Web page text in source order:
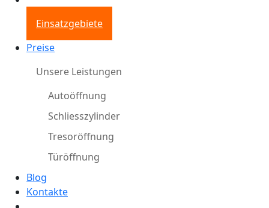
Einsatzgebiete
Preise
Unsere Leistungen
Autoöffnung
Schliesszylinder
Tresoröffnung
Türöffnung
Blog
Kontakte